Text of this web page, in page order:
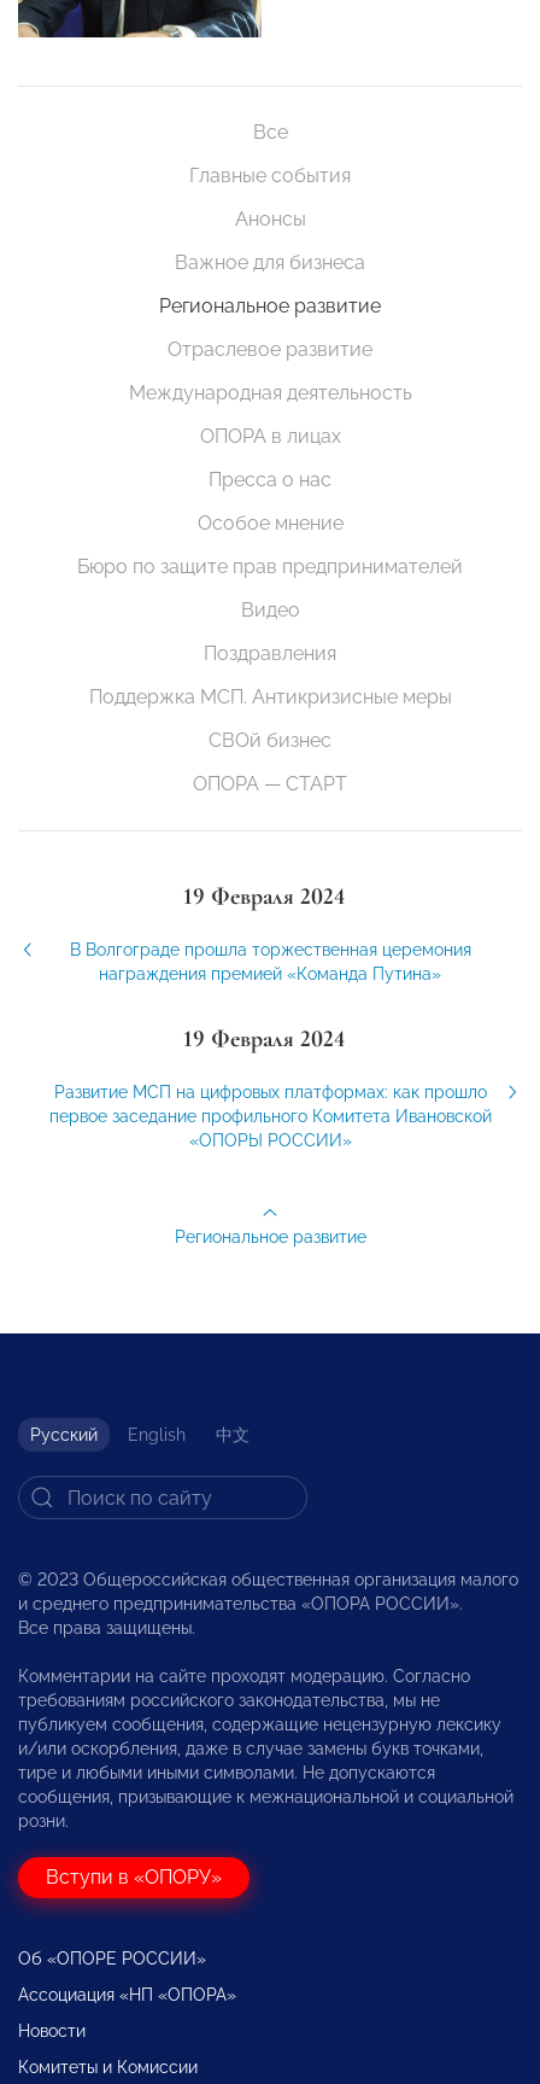
Все
Главные события
Анонсы
Важное для бизнеса
Региональное развитие
Отраслевое развитие
Международная деятельность
ОПОРА в лицах
Пресса о нас
Особое мнение
Бюро по защите прав предпринимателей
Видео
Поздравления
Поддержка МСП. Антикризисные меры
СВОй бизнес
ОПОРА — СТАРТ
19 Февраля 2024
В Волгограде прошла торжественная церемония
награждения премией «Команда Путина»
19 Февраля 2024
Развитие МСП на цифровых платформах: как прошло
первое заседание профильного Комитета Ивановской
«ОПОРЫ РОССИИ»
Региональное развитие
Русский English 中文
© 2023 Общероссийская общественная организация малого
и среднего предпринимательства «ОПОРА РОССИИ».
Все права защищены.
Комментарии на сайте проходят модерацию. Согласно
требованиям российского законодательства, мы не
публикуем сообщения, содержащие нецензурную лексику
и/или оскорбления, даже в случае замены букв точками,
тире и любыми иными символами. Не допускаются
сообщения, призывающие к межнациональной и социальной
розни.
Вступи в «ОПОРУ»
Об «ОПОРЕ РОССИИ»
Ассоциация «НП «ОПОРА»
Новости
Комитеты и Комиссии